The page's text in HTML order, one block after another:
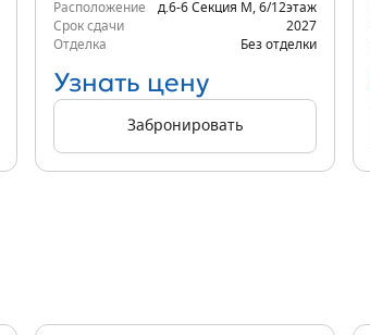
Расположение
д.6-6 Секция М 6/12этаж
Срок сдачи
2027
Отделка
Без отделки
Узнать цену
Забронировать